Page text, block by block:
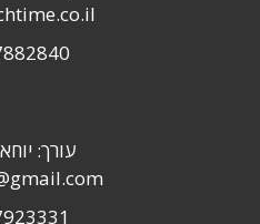
עורך: